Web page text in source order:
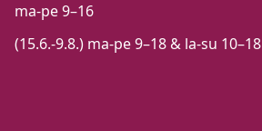
ma-pe 9–16
(15.6.-9.8.) ma-pe 9–18 & la-su 10–18